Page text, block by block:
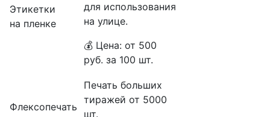
Этикетки
на пленке
для использования
на улице.
💰 Цена: от 500
руб. за 100 шт.
Флексопечать
Печать больших
тиражей от 5000
шт.